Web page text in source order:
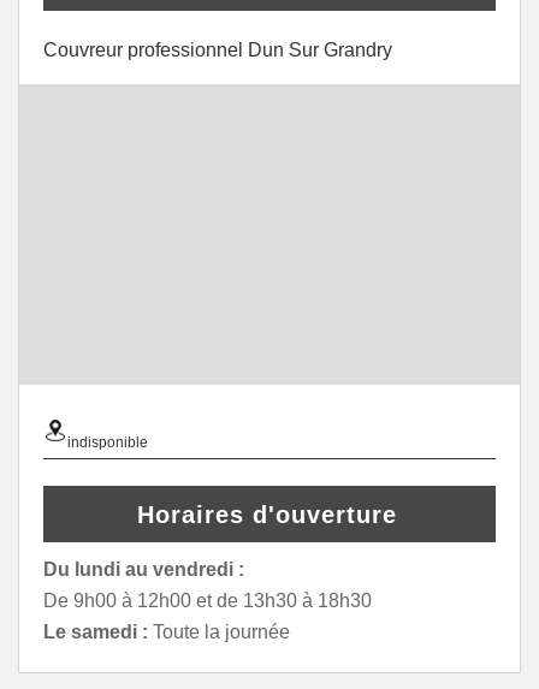
Couvreur professionnel Dun Sur Grandry
indisponible
Horaires d'ouverture
Du lundi au vendredi :
De 9h00 à 12h00 et de 13h30 à 18h30
Le samedi : Toute la journée